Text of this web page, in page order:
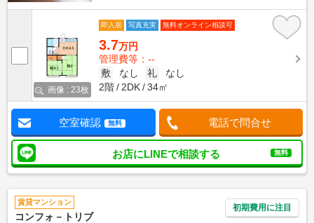
画像 : 23枚
即入居 写真充実 無料オンライン相談可
3.7万円
管理費等：--
敷
なし 礼
なし
2階
2DK 34㎡
空室確認 無料 電話で問合せ
お店にLINEで相談する 無料
賃貸マンション
コンフォ－トリブ
初期費用に注目